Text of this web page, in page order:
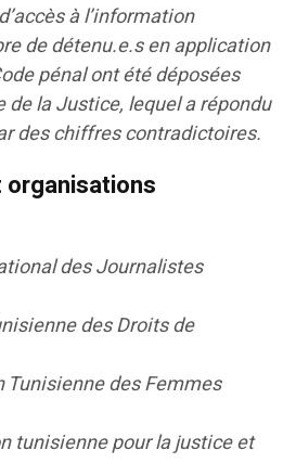
à l’information
de détenu.e.s en application
pénal ont été déposées
la Justice, lequel a répondu
des chiffres contradictoires.
des Journalistes
des Droits de
des Femmes
tunisienne pour la justice et